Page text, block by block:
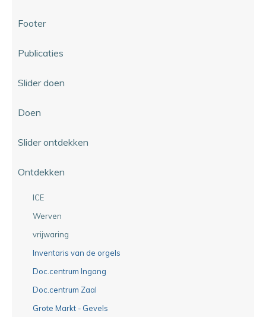
Footer
Publicaties
Slider doen
Doen
Slider ontdekken
Ontdekken
ICE
Werven
vrijwaring
Inventaris van de orgels
Doc.centrum Ingang
Doc.centrum Zaal
Grote Markt - Gevels